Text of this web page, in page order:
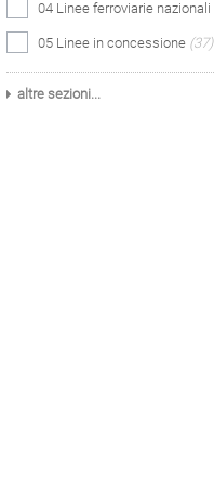
04 Linee ferroviarie nazionali
05 Linee in concessione (37)
altre sezioni...